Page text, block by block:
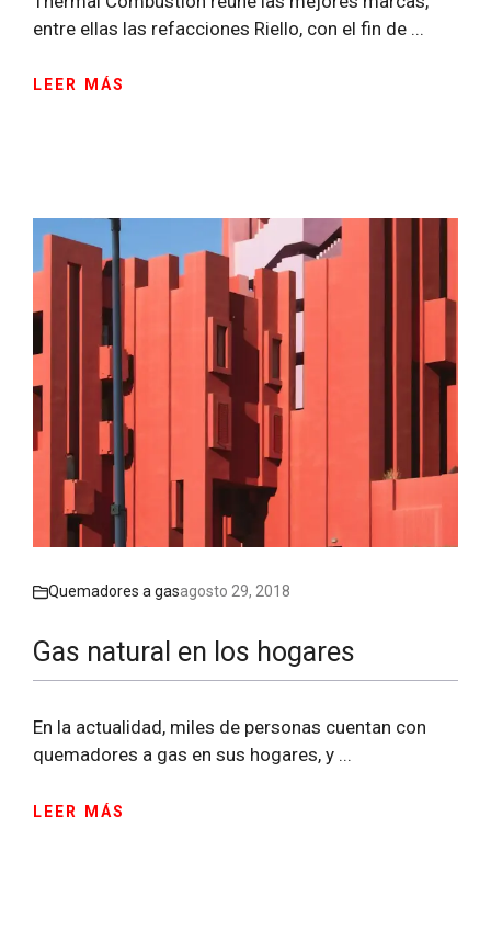
entre ellas las refacciones Riello, con el fin de ...
LEER MÁS
Quemadores a gasagosto 29, 2018
Gas natural en los hogares
En la actualidad, miles de personas cuentan con
quemadores a gas en sus hogares, y ...
LEER MÁS